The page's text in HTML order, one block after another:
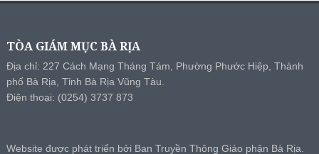
TÒA GIÁM MỤC BÀ RỊA
Địa chỉ: 227 Cách Mạng Tháng Tám, Phường Phước Hiệp, Thành
phố Bà Rịa, Tỉnh Bà Rịa Vũng Tàu.
Điện thoại: (0254) 3737 873
Website được phát triển bởi Ban Truyền Thông Giáo phận Bà Rịa.